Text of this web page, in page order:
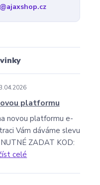
platformu
novou platformu e-
Vám dáváme slevu
ZADAT KOD:
celé